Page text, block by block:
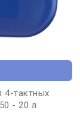
4-тактных
- 20 л